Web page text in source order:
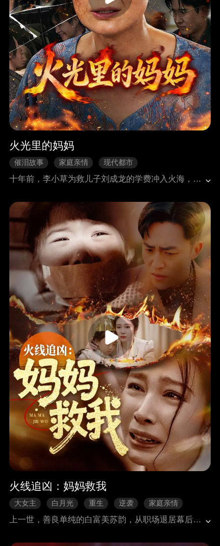
火光里的妈妈
催泪故事 家庭亲情 现代都市
十年前，李小草为救儿子刘成龙的学费冲入火海，落下半边脸伤疤。谁知刘成龙婚礼上，竟因怕妻子孟菲嫌弃将她拒之门外。绝望之际，李小草偶遇恩人傅遇琛 —— 二十年前她曾救过他的命。回到刘家，李小草被当作保姆使唤，还遭孟菲诬陷偷钱，被迫离家。傅遇琛再次援手，将她接走，并打算在公司周年庆上认她为母。庆典上，李小草连连中奖引刘家猜疑，而刘成龙抽中大奖时，傅遇琛现身怒斥其不孝，取消合作。孟氏企业濒临破产，刘成龙求情暴露私心。李小草心灰意冷，诉至法庭索要 “九个月房费”。最终刘成龙醒悟，母子和解，李小草则选择跟随傅遇琛开启新生。
火线追凶：妈妈救我
大女主 白月光 重生 逆袭 家庭亲情
上一世，善良单纯的白富美苏韵，从职场退居幕后成全职主妇，把家族公司交予丈夫余庸管理。余庸心中藏着白月光宋雨晴，为独占余庸，宋雨晴勾结人贩子，致使苏韵年仅七岁的女儿余暖被掳身亡。重生到女儿被拐当日，苏韵一家的命运会发生怎样的改变